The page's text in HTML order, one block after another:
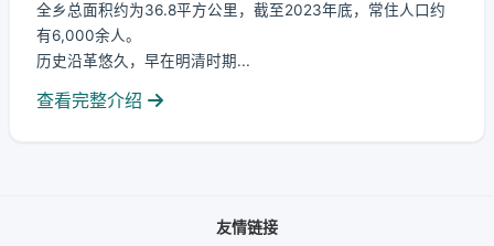
全乡总面积约为36.8平方公里，截至2023年底，常住人口约
有6,000余人。
历史沿革悠久，早在明清时期...
查看完整介绍
友情链接